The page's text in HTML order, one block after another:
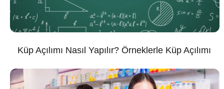
Küp Açılımı Nasıl Yapılır? Örneklerle Küp Açılımı